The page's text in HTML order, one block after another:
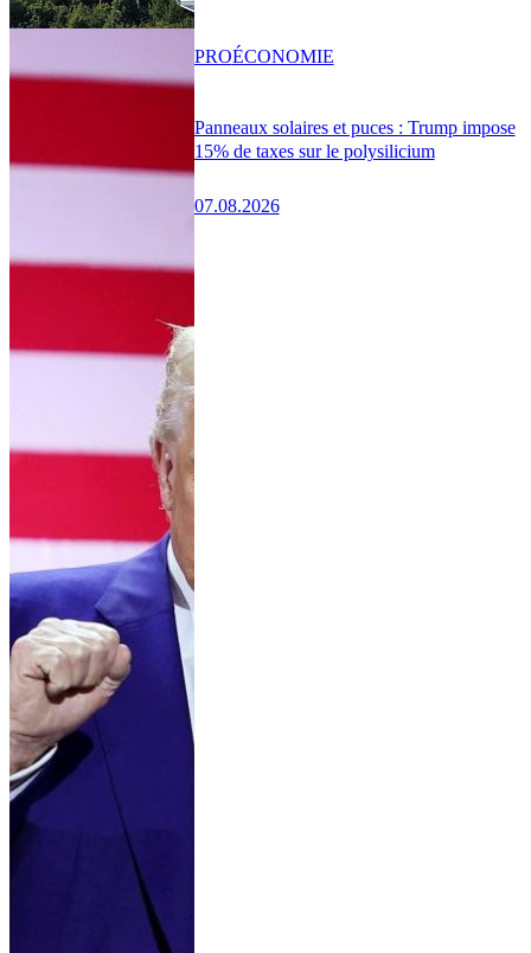
Panneaux solaires et puces : Trump impose
15% de taxes sur le polysilicium
07.08.2026
PROÉCONOMIE